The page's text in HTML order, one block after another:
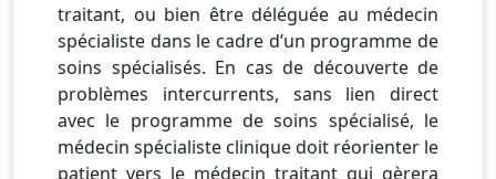
traitant, ou bien être déléguée au médecin
spécialiste dans le cadre d’un programme de
soins spécialisés. En cas de découverte de
problèmes intercurrents, sans lien direct
avec le programme de soins spécialisé, le
médecin spécialiste clinique doit réorienter le
patient vers le médecin traitant qui gèrera